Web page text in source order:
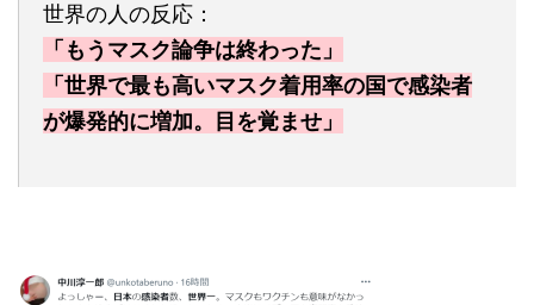
世界の人の反応：
「もうマスク論争は終わった」
「世界で最も高いマスク着用率の国で感染者
が爆発的に増加。目を覚ませ」